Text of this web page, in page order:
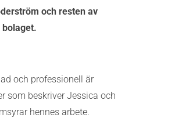
och resten av
bolaget.
och professionell är
som beskriver Jessica och
hennes arbete.